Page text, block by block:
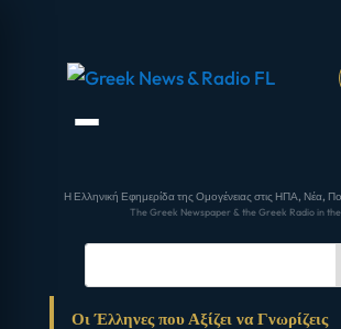
Η Ελληνική Εφημερίδα της Ομογένειας στις ΗΠΑ, Νέα,
The Greek Newspaper & the Greek Radio in the
Οι Έλληνες που Αξίζει να Γνωρίζεις